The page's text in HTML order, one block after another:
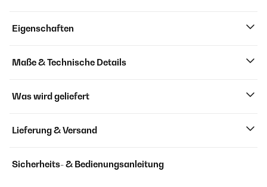
Eigenschaften
Maße & Technische Details
Was wird geliefert
Lieferung & Versand
Sicherheits- & Bedienungsanleitung